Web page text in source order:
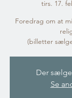
tirs. 17.
Foredrag om at
(billetter
Der
Se